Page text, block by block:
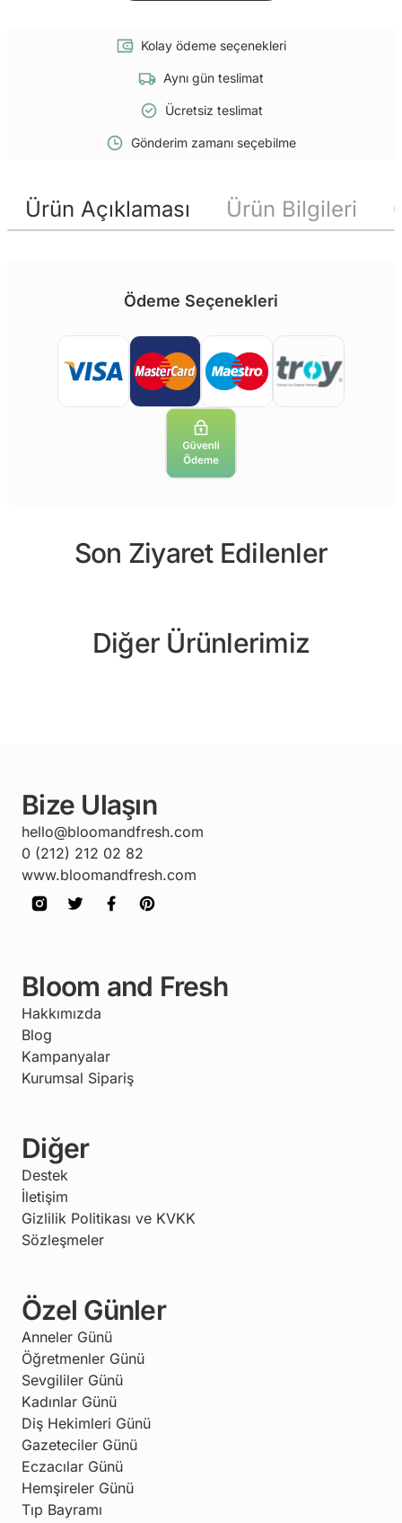
Kolay ödeme seçenekleri
Aynı gün teslimat
Ücretsiz teslimat
Gönderim zamanı seçebilme
Ürün Açıklaması Ürün Bilgileri
Ödeme Seçenekleri
Son Ziyaret Edilenler
Diğer Ürünlerimiz
Bize Ulaşın
hello@bloomandfresh.com
0 (212) 212 02 82
www.bloomandfresh.com
Bloom and Fresh
Hakkımızda
Blog
Kampanyalar
Kurumsal Sipariş
Diğer
Destek
İletişim
Gizlilik Politikası ve KVKK
Sözleşmeler
Özel Günler
Anneler Günü
Öğretmenler Günü
Sevgililer Günü
Kadınlar Günü
Diş Hekimleri Günü
Gazeteciler Günü
Eczacılar Günü
Hemşireler Günü
Tıp Bayramı